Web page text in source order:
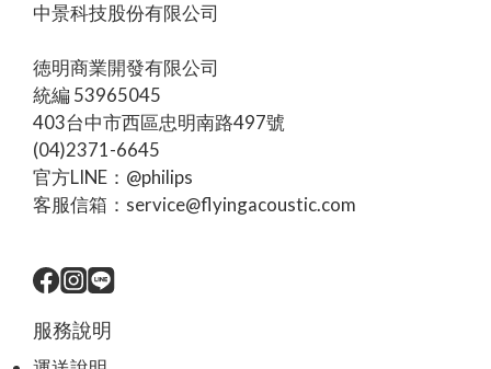
中景科技股份有限公司
徳明商業開發有限公司
統編 53965045
403台中市西區忠明南路497號
(04)2371-6645
官方LINE：@philips
客服信箱：service@flyingacoustic.com
服務說明